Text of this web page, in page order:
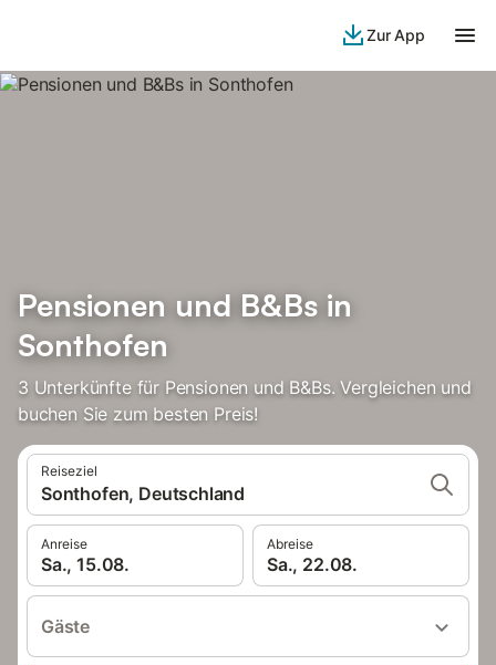
Zur App
Pensionen und B&Bs in
Sonthofen
3 Unterkünfte für Pensionen und B&Bs. Vergleichen und
buchen Sie zum besten Preis!
Reiseziel
Sonthofen, Deutschland
Anreise
Sa., 15.08.
Abreise
Sa., 22.08.
Gäste